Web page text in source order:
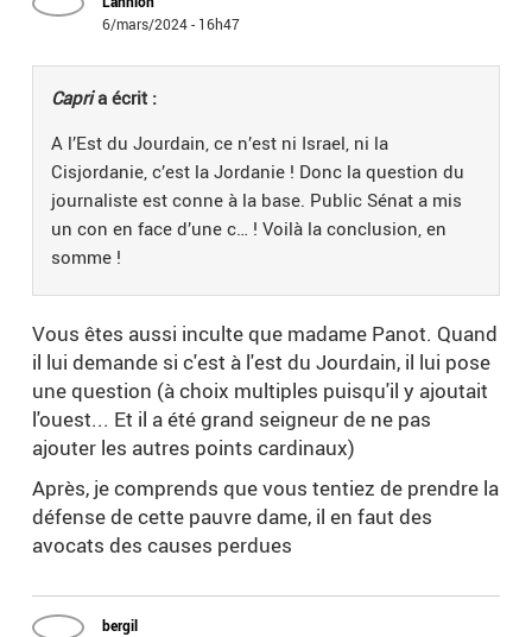
6/mars/2024 - 16h47
Capria écrit :
A l’Est du Jourdain, ce n’est ni Israel, ni la
Cisjordanie, c’est la Jordanie ! Donc la question du
journaliste est conne à la base. Public Sénat a mis
un con en face d’une c… ! Voilà la conclusion, en
somme !
Vous êtes aussi inculte que madame Panot. Quand
il lui demande si c'est à l'est du Jourdain, il lui pose
une question (à choix multiples puisqu'il y ajoutait
l'ouest... Et il a été grand seigneur de ne pas
ajouter les autres points cardinaux)
Après, je comprends que vous tentiez de prendre la
défense de cette pauvre dame, il en faut des
avocats des causes perdues
bergil